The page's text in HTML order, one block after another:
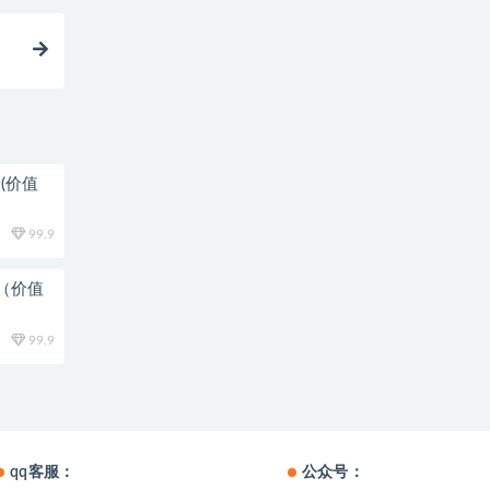
价值
99.9
价值
99.9
qq客服： 公众号：